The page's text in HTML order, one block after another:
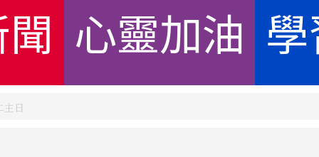
心靈加油
日